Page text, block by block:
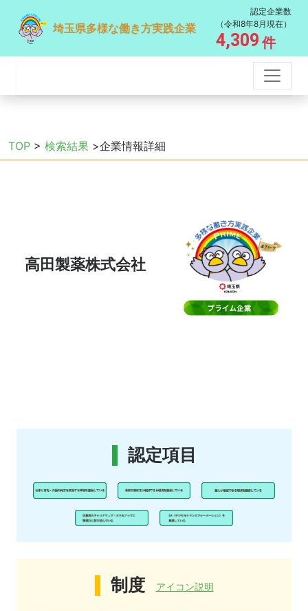
埼玉県多様な働き方実践企業
認定企業数
（令和8年8月現在）
4,309 件
TOP > 検索結果 >企業情報詳細
高田製薬株式会社
認定項目
制度 アイコン説明